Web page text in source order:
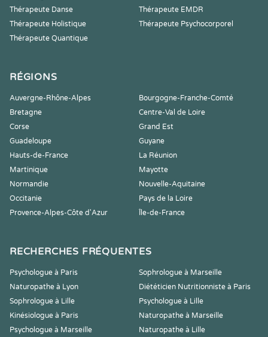
Thérapeute Danse
Thérapeute EMDR
Thérapeute Holistique
Thérapeute Psychocorporel
Thérapeute Quantique
RÉGIONS
Auvergne-Rhône-Alpes
Bourgogne-Franche-Comté
Bretagne
Centre-Val de Loire
Corse
Grand Est
Guadeloupe
Guyane
Hauts-de-France
La Réunion
Martinique
Mayotte
Normandie
Nouvelle-Aquitaine
Occitanie
Pays de la Loire
Provence-Alpes-Côte d'Azur
Île-de-France
RECHERCHES FRÉQUENTES
Psychologue à Paris
Sophrologue à Marseille
Naturopathe à Lyon
Diététicien Nutritionniste à Paris
Sophrologue à Lille
Psychologue à Lille
Kinésiologue à Paris
Naturopathe à Marseille
Psychologue à Marseille
Naturopathe à Lille